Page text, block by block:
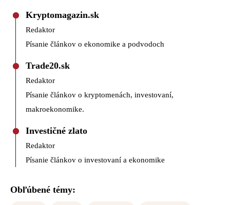
Kryptomagazin.sk
Redaktor
Písanie článkov o ekonomike a podvodoch
Trade20.sk
Redaktor
Písanie článkov o kryptomenách, investovaní,
makroekonomike.
Investičné zlato
Redaktor
Písanie článkov o investovaní a ekonomike
Obľúbené témy: